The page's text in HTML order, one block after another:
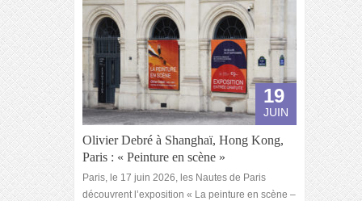
19
JUIN
Olivier Debré à Shanghaï, Hong Kong,
Paris : « Peinture en scène »
Paris, le 17 juin 2026, les Nautes de Paris
découvrent l’exposition « La peinture en scène –